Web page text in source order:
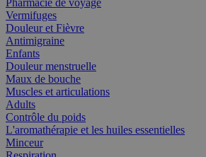
Pharmacie de voyage
Vermifuges
Douleur et Fièvre
Antimigraine
Enfants
Douleur menstruelle
Maux de bouche
Muscles et articulations
Adults
Contrôle du poids
L'aromathérapie et les huiles essentielles
Minceur